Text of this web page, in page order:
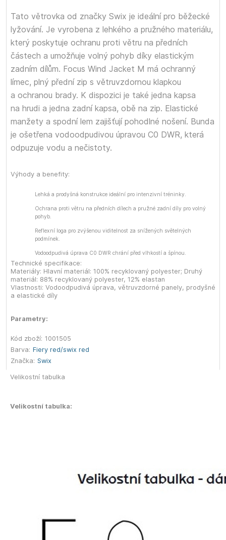
Tato větrovka od značky Swix je ideální pro běžecké
lyžování. Je vyrobena z lehkého a pružného materiálu,
který poskytuje ochranu proti větru na předních
částech a umožňuje volný pohyb díky elastickým
zadním dílům. Focus Wind Jacket M má ochranný
límec, plný přední zip s větruvzdornou klapkou
a ochranou brady. K dispozici je také jedna kapsa
na hrudi a jedna zadní kapsa, obě na zip. Elastické
manžety a spodní lem zajišťují pohodlné nošení. Bunda
je ošetřena vodoodpudivou úpravou C0 DWR, která
odpuzuje vodu a nečistoty.
Výhody a benefity:
Lehká a prodyšná konstrukce ideální pro intenzivní tréninky.
Ochrana proti větru na předních dílech a pružné zadní díly pro volný
pohyb.
Reflexní loga pro zvýšenou viditelnost za snížených světelných
podmínek.
Vodoodpudivá úprava C0 DWR chrání před vlhkostí a špínou.
Technické specifikace:
Materiály: Hlavní materiál: 100% recyklovaný polyester; Druhý
materiál: 88% recyklovaný polyester, 12% elastan
Vlastnosti: Vodoodpudivá úprava, větruvzdorné panely, prodyšné
a elastické díly
Parametry:
Kód zboží: 1001505
Barva: Fiery red/swix red
Značka: Swix
Velikostní tabulka
Velikostní tabulka: